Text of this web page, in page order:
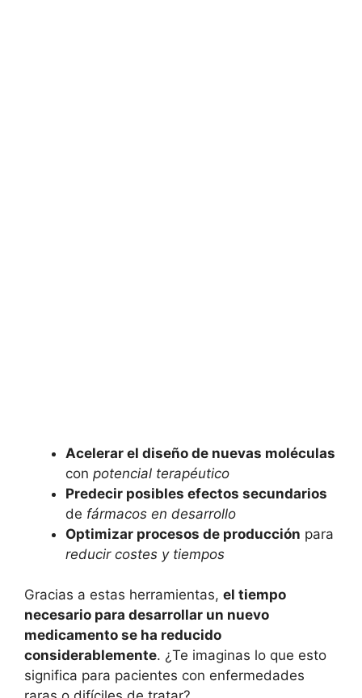
Acelerar el diseño de nuevas moléculas
con potencial terapéutico
Predecir posibles efectos secundarios
de fármacos en desarrollo
Optimizar procesos de producción para
reducir costes y tiempos
Gracias a estas herramientas, el tiempo
necesario para desarrollar un nuevo
medicamento se ha reducido
considerablemente. ¿Te imaginas lo que esto
significa para pacientes con enfermedades